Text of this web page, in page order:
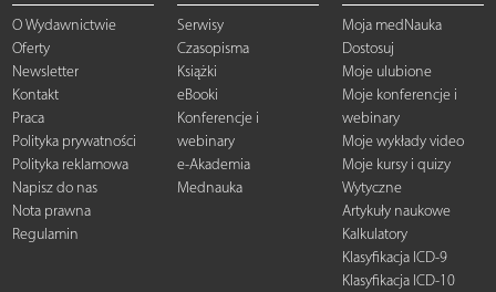
O Wydawnictwie
Oferty
Newsletter
Kontakt
Praca
Polityka prywatności
Polityka reklamowa
Napisz do nas
Nota prawna
Regulamin
Serwisy
Czasopisma
Książki
eBooki
Konferencje i
webinary
e-Akademia
Mednauka
Moja medNauka
Dostosuj
Moje ulubione
Moje konferencje i
webinary
Moje wykłady video
Moje kursy i quizy
Wytyczne
Artykuły naukowe
Kalkulatory
Klasyfikacja ICD-9
Klasyfikacja ICD-10